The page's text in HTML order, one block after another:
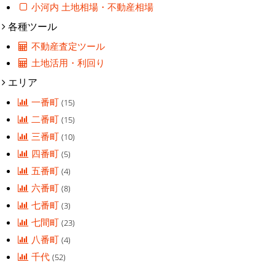
小河内 土地相場・不動産相場
各種ツール
不動産査定ツール
土地活用・利回り
エリア
一番町(15)
二番町(15)
三番町(10)
四番町(5)
五番町(4)
六番町(8)
七番町(3)
七間町(23)
八番町(4)
千代(52)